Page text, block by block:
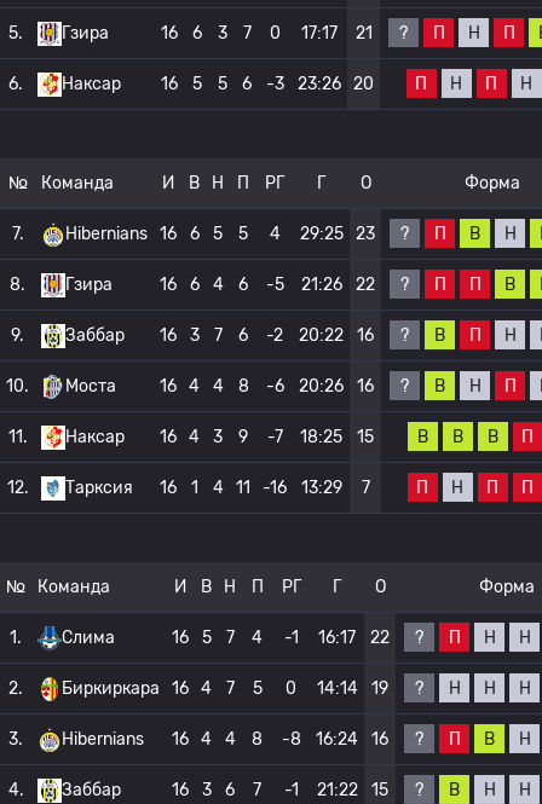
5. Гзира 16 6 3 7 0 17:17 21 ? П Н П
6. Наксар 16 5 5 6 -3 23:26 20 П Н П Н
№ Команда И В Н П РГ Г О Форма
7. Hibernians 16 6 5 5 4 29:25 23 ? П В Н
8. Гзира 16 6 4 6 -5 21:26 22 ? П П В
9. Заббар 16 3 7 6 -2 20:22 16 ? В П Н
10. Моста 16 4 4 8 -6 20:26 16 ? В Н П
11. Наксар 16 4 3 9 -7 18:25 15 В В В П
12. Тарксия 16 1 4 11 -16 13:29 7 П Н П П
№ Команда И В Н П РГ Г О Форма
1. Слима 16 5 7 4 -1 16:17 22 ? П Н Н
2. Биркиркара 16 4 7 5 0 14:14 19 ? Н Н Н
3. Hibernians 16 4 4 8 -8 16:24 16 ? П В Н
4. Заббар 16 3 6 7 -1 21:22 15 ? В Н Н